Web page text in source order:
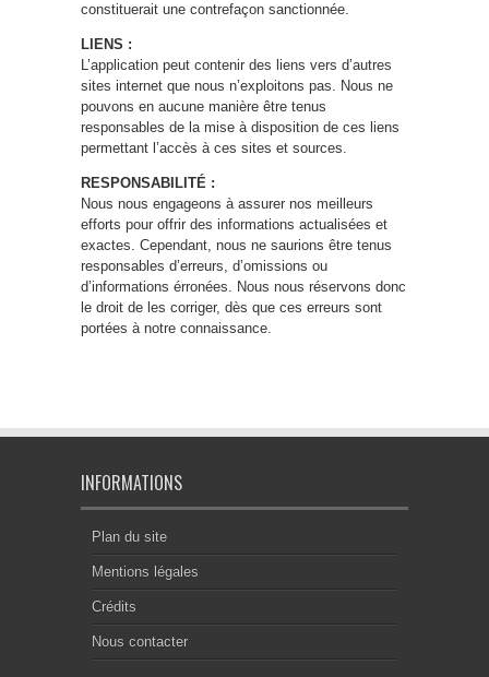
constituerait une contrefaçon sanctionnée.
LIENS :
L’application peut contenir des liens vers d’autres
sites internet que nous n’exploitons pas. Nous ne
pouvons en aucune manière être tenus
responsables de la mise à disposition de ces liens
permettant l’accès à ces sites et sources.
RESPONSABILITÉ :
Nous nous engageons à assurer nos meilleurs
efforts pour offrir des informations actualisées et
exactes. Cependant, nous ne saurions être tenus
responsables d’erreurs, d’omissions ou
d’informations érronées. Nous nous réservons donc
le droit de les corriger, dès que ces erreurs sont
portées à notre connaissance.
INFORMATIONS
Plan du site
Mentions légales
Crédits
Nous contacter